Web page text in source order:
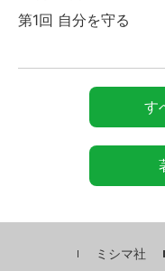
第1回 自分を守る
す
ミシマ社